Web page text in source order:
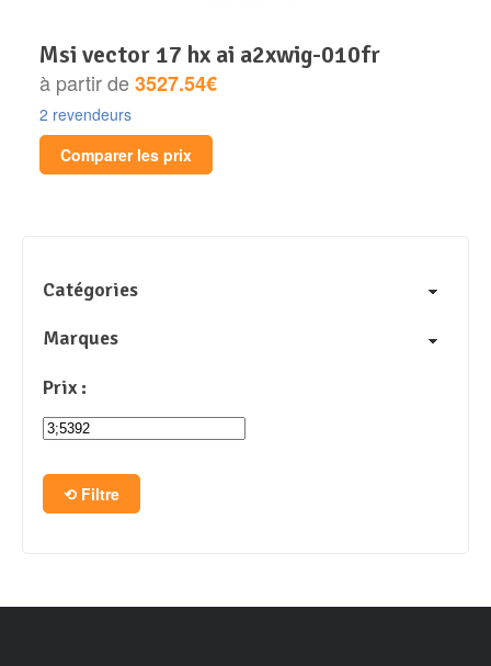
msi vector 17 hx ai a2xwig-010fr
à partir de3527.54€
2 revendeurs
Comparer les prix
Catégories
Marques
Prix :
Filtre